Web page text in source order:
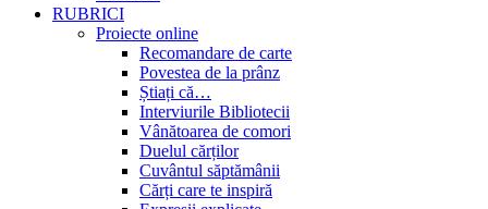
RUBRICI
Proiecte online
Recomandare de carte
Povestea de la prânz
Știați că…
Interviurile Bibliotecii
Vânătoarea de comori
Duelul cărților
Cuvântul săptămânii
Cărți care te inspiră